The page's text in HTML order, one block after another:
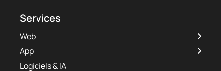
Services
Web
App
Logiciels & IA